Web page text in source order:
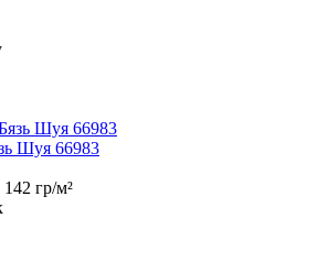
Шуя 66983
гр/м²